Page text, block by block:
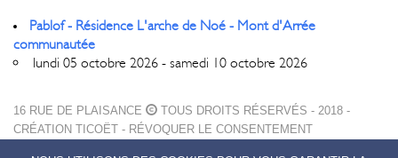
Pablof - Résidence L'arche de Noé - Mont d'Arrée
communautée
lundi 05 octobre 2026 - samedi 10 octobre 2026
16 RUE DE PLAISANCE
TOUS DROITS RÉSERVÉS - 2018 -
CRÉATION TICOËT - RÉVOQUER LE CONSENTEMENT